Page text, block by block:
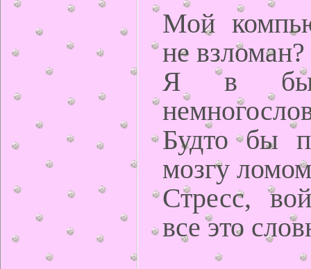
Мой
не взломан?
Я в
Будто бы
мозгу ломом
Стресс,
все это